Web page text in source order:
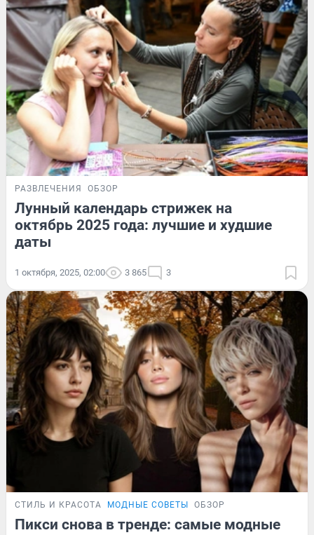
РАЗВЛЕЧЕНИЯ ОБЗОР
Лунный календарь стрижек на
октябрь 2025 года: лучшие и худшие
даты
1 октября, 2025, 02:00 3 865 3
СТИЛЬ И КРАСОТА МОДНЫЕ СОВЕТЫ ОБЗОР
Пикси снова в тренде: самые модные